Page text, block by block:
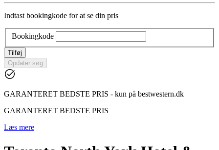
Indtast bookingkode for at se din pris
Bookingkode
Tilføj
Opdater søg
GARANTERET BEDSTE PRIS - kun på bestwestern.dk
GARANTERET BEDSTE PRIS
Læs mere